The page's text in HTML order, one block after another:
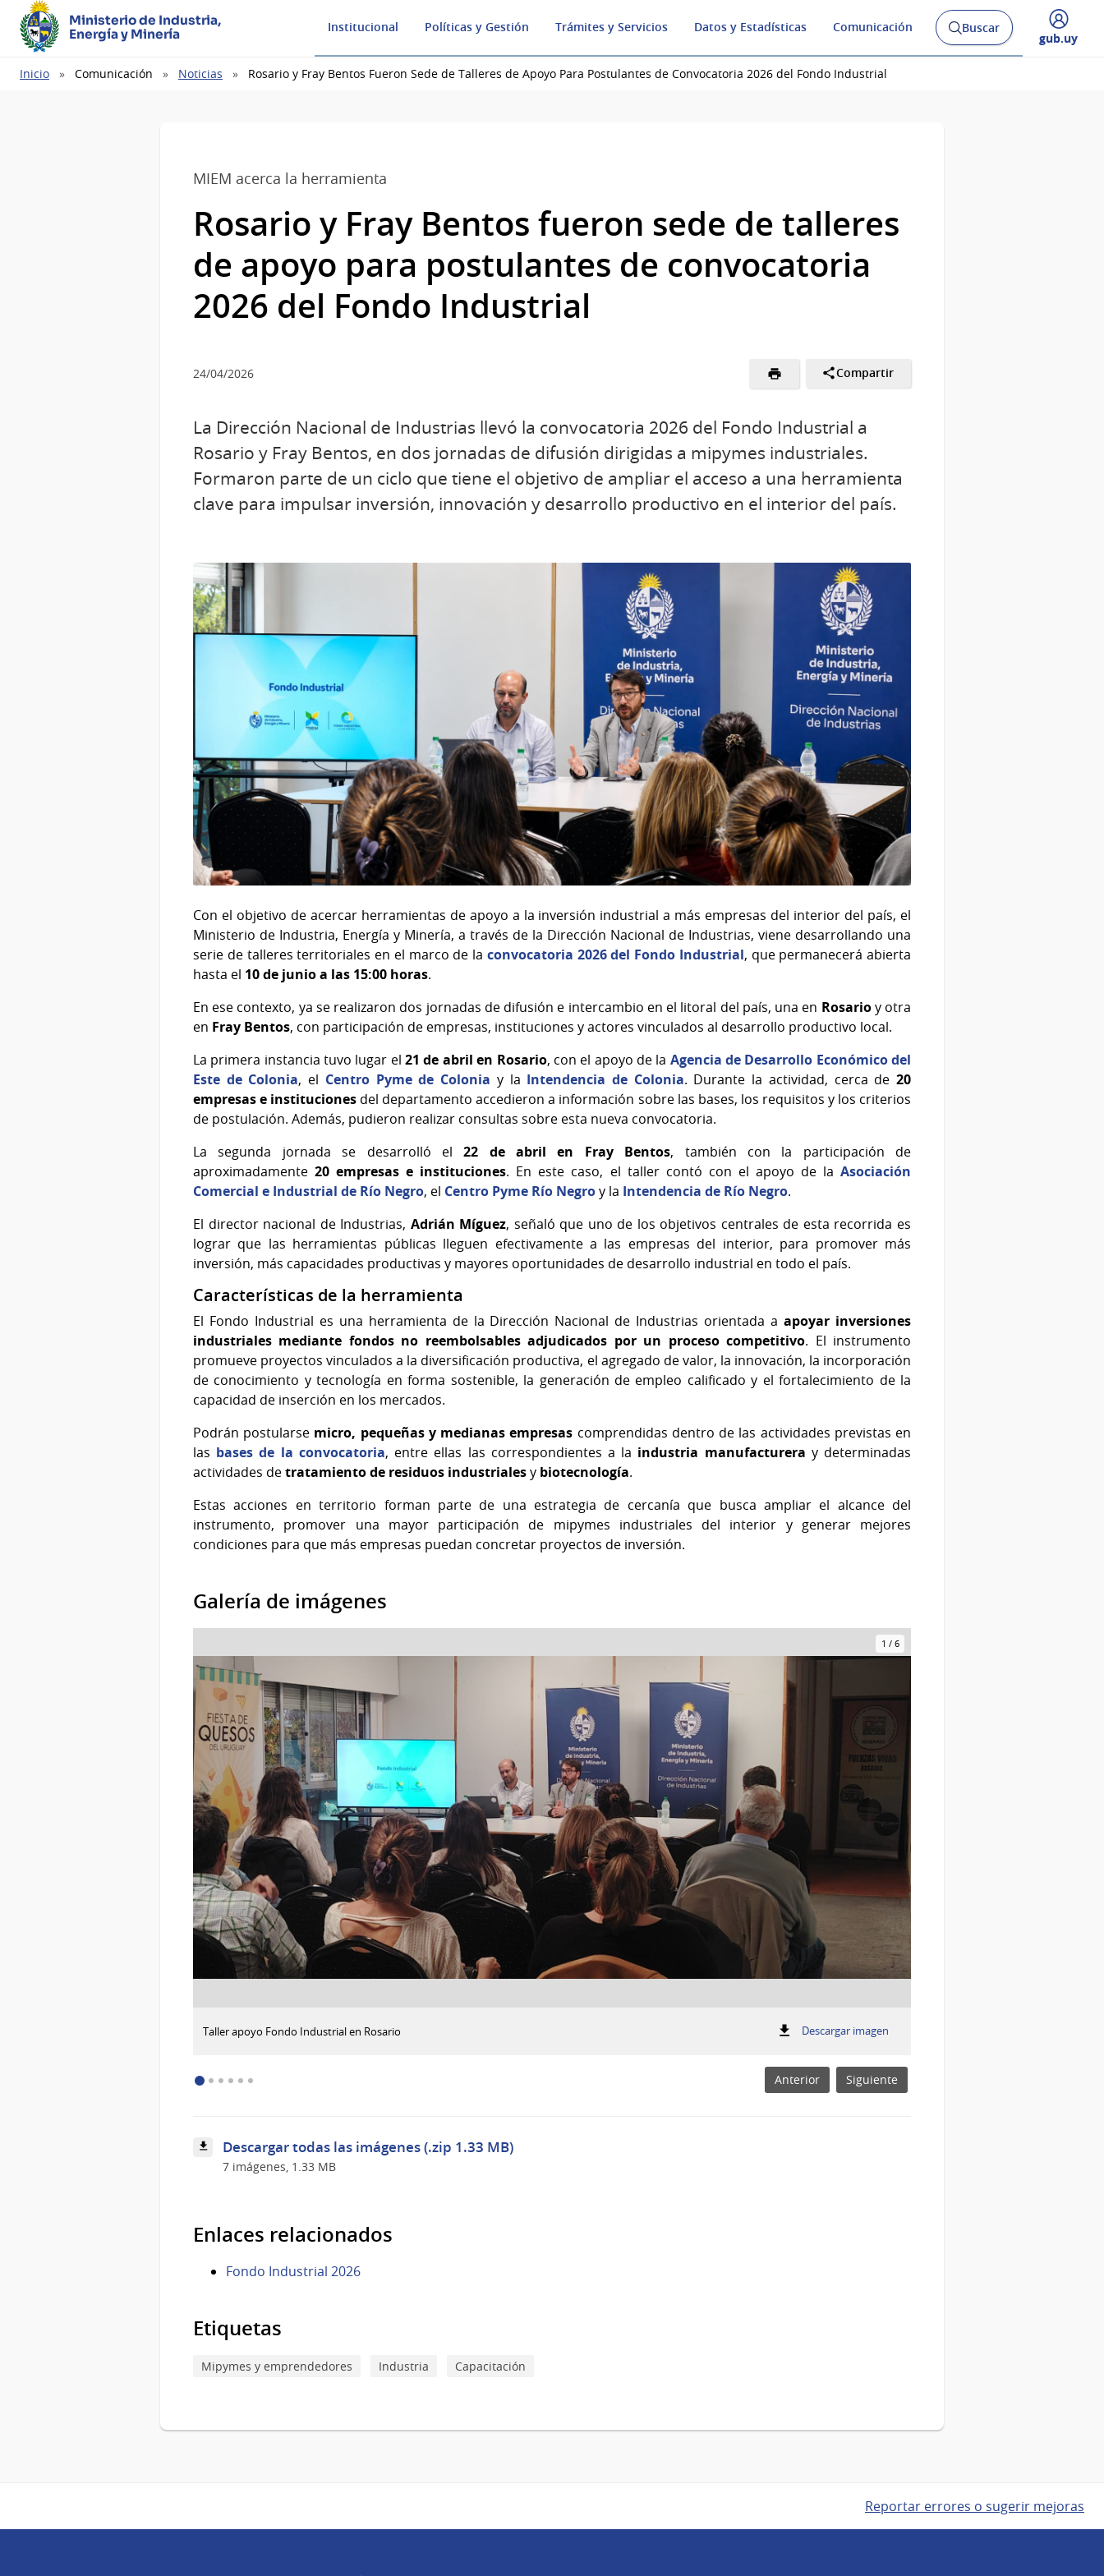
Ministerio de Industria,
Energía y Minería
Institucional Políticas y Gestión Trámites y Servicios Datos y Estadísticas Comunicación
Abrir
buscador
Buscar
Desplegar
gub.uy
Ruta
Inicio Comunicación Noticias Rosario y Fray Bentos Fueron Sede de Talleres de Apoyo Para Postulantes de Convocatoria 2026 del Fondo Industrial
MIEM acerca la herramienta
Rosario y Fray Bentos fueron sede de talleres
de apoyo para postulantes de convocatoria
2026 del Fondo Industrial
24/04/2026 Compartir
La Dirección Nacional de Industrias llevó la convocatoria 2026 del Fondo Industrial a
Rosario y Fray Bentos, en dos jornadas de difusión dirigidas a mipymes industriales.
Formaron parte de un ciclo que tiene el objetivo de ampliar el acceso a una herramienta
clave para impulsar inversión, innovación y desarrollo productivo en el interior del país.
Con el objetivo de acercar herramientas de apoyo a la inversión industrial a más empresas del interior del país, el
Ministerio de Industria, Energía y Minería, a través de la Dirección Nacional de Industrias, viene desarrollando una
serie de talleres territoriales en el marco de la convocatoria 2026 del Fondo Industrial, que permanecerá abierta
hasta el 10 de junio a las 15:00 horas.
En ese contexto, ya se realizaron dos jornadas de difusión e intercambio en el litoral del país, una en Rosarioy otra
en Fray Bentos, con participación de empresas, instituciones y actores vinculados al desarrollo productivo local.
La primera instancia tuvo lugar el21 de abril en Rosario, con el apoyo de la Agencia de Desarrollo Económico del
Este de Colonia, el Centro Pyme de Colonia y la Intendencia de Colonia. Durante la actividad, cerca de20
empresas e instituciones del departamento accedieron a información sobre las bases, los requisitos y los criterios
de postulación. Además, pudieron realizar consultas sobre esta nueva convocatoria.
La segunda jornada se desarrolló el22 de abril en Fray Bentos, también con la participación de
aproximadamente20 empresas e instituciones. En este caso, el taller contó con el apoyo de la Asociación
Comercial e Industrial de Río Negro, el Centro Pyme Río Negroy la Intendencia de Río Negro.
El director nacional de Industrias, Adrián Míguez, señaló que uno de los objetivos centrales de esta recorrida es
lograr que las herramientas públicas lleguen efectivamente a las empresas del interior, para promover más
inversión, más capacidades productivas y mayores oportunidades de desarrollo industrial en todo el país.
Características de la herramienta
El Fondo Industrial es una herramienta de la Dirección Nacional de Industrias orientada aapoyar inversiones
industriales mediante fondos no reembolsables adjudicados por un proceso competitivo. El instrumento
promueve proyectos vinculados a la diversificación productiva, el agregado de valor, la innovación, la incorporación
de conocimiento y tecnología en forma sostenible, la generación de empleo calificado y el fortalecimiento de la
capacidad de inserción en los mercados.
Podrán postularse micro, pequeñas y medianas empresas comprendidas dentro de las actividades previstas en
las bases de la convocatoria, entre ellas las correspondientes a la industria manufacturera y determinadas
actividades detratamiento de residuos industrialesy biotecnología.
Estas acciones en territorio forman parte de una estrategia de cercanía que busca ampliar el alcance del
instrumento, promover una mayor participación de mipymes industriales del interior y generar mejores
condiciones para que más empresas puedan concretar proyectos de inversión.
Galería de imágenes
1 / 6
Convocatoria
Taller apoyo Fondo Industrial en Rosario Descargar imagen:
Fondo
Industrial
Anterior Siguiente
Descargar todas las imágenes (.zip 1.33 MB)
7 imágenes, 1.33 MB
Enlaces relacionados
Fondo Industrial 2026
Etiquetas
Mipymes y emprendedores Industria Capacitación
Reportar errores o sugerir mejoras